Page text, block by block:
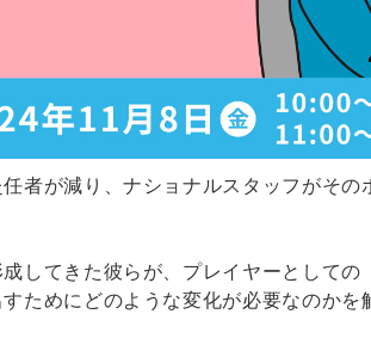
者が減り、ナショナルスタッフがそ
してきた彼らが、プレイヤーとしての
ためにどのような変化が必要なのかを